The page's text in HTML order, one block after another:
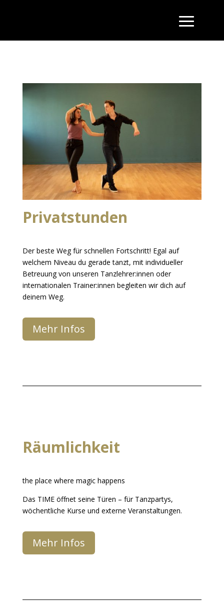
Privatstunden
Der beste Weg für schnellen Fortschritt! Egal auf
welchem Niveau du gerade tanzt, mit individueller
Betreuung von unseren Tanzlehrer:innen oder
internationalen Trainer:innen begleiten wir dich auf
deinem Weg.
Mehr Infos
Räumlichkeit
the place where magic happens
Das TIME öffnet seine Türen – für Tanzpartys,
wöchentliche Kurse und externe Veranstaltungen.
Mehr Infos